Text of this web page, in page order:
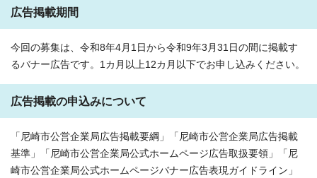
広告掲載期間
今回の募集は、令和8年4月1日から令和9年3月31日の間に掲載す
るバナー広告です。1カ月以上12カ月以下でお申し込みください。
広告掲載の申込みについて
「尼崎市公営企業局広告掲載要綱」「尼崎市公営企業局広告掲載
基準」「尼崎市公営企業局公式ホームページ広告取扱要領」「尼
崎市公営企業局公式ホームページバナー広告表現ガイドライン」